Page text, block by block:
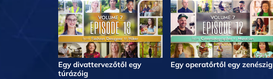
Egy divattervezőtől egy
túrázóig
Egy operatőrtől egy zenészig